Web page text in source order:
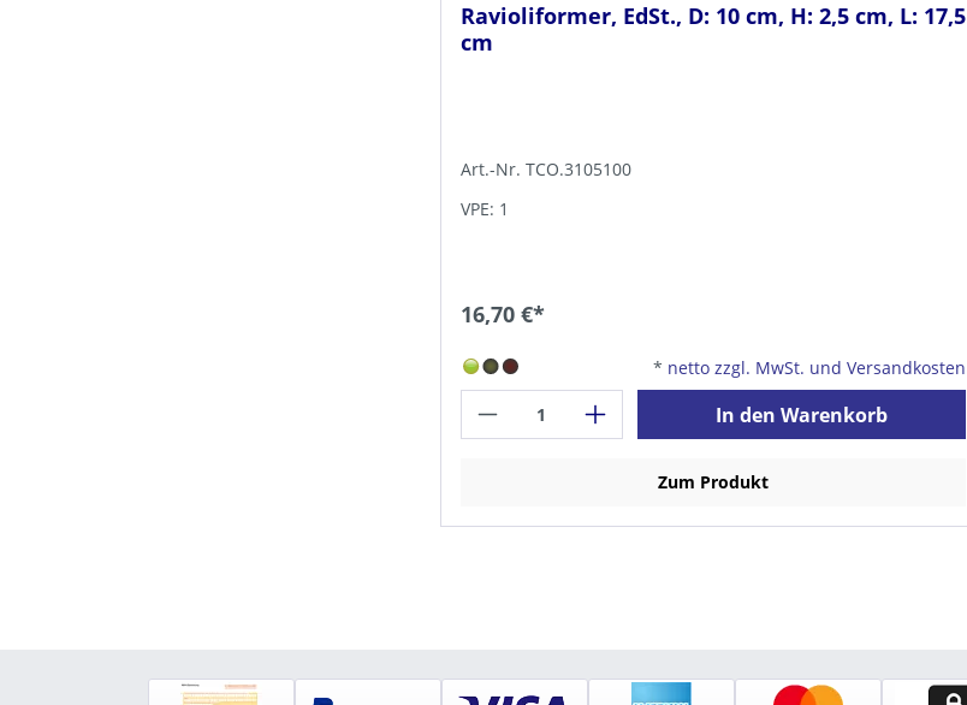
Ravioliformer, EdSt., D: 10 cm, H: 2,5 cm, L: 17,5
cm
Art.-Nr. TCO.3105100
VPE: 1
16,70 €*
* netto zzgl. MwSt. und Versandkosten
In den Warenkorb
Zum Produkt